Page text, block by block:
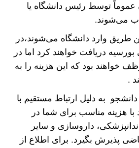
عموماً توسط رئیس دانشگاه یا
می‌شوند.
طریق وارد دانشگاه می‌شوند،در
دریافت خواهند کرد اما در
خواهند بود که این هزینه را به
.
به دلیل ارتباط مستقیم با
با هزینه مناسب برای شما در
داروسازی و سایر
پذیرش بگیرد. برای اطلاع از